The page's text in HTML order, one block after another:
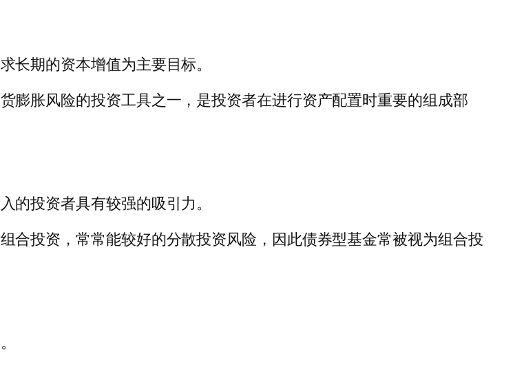
长期的资本增值为主要目标。
膨胀风险的投资工具之一，是投资者在进行资产配置时重要的组成部
的投资者具有较强的吸引力。
合投资，常常能较好的分散投资风险，因此债券型基金常被视为组合投